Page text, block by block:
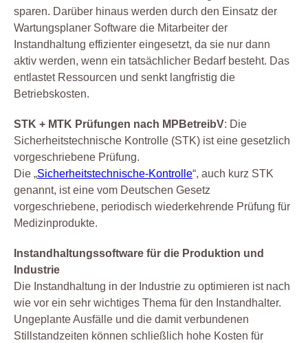
sparen. Darüber hinaus werden durch den Einsatz der
Wartungsplaner Software die Mitarbeiter der
Instandhaltung effizienter eingesetzt, da sie nur dann
aktiv werden, wenn ein tatsächlicher Bedarf besteht. Das
entlastet Ressourcen und senkt langfristig die
Betriebskosten.
STK + MTK Prüfungen nach MPBetreibV: Die
Sicherheitstechnische Kontrolle (STK) ist eine gesetzlich
vorgeschriebene Prüfung.
Die „Sicherheitstechnische-Kontrolle“, auch kurz STK
genannt, ist eine vom Deutschen Gesetz
vorgeschriebene, periodisch wiederkehrende Prüfung für
Medizinprodukte.
Instandhaltungssoftware für die Produktion und
Industrie
Die Instandhaltung in der Industrie zu optimieren ist nach
wie vor ein sehr wichtiges Thema für den Instandhalter.
Ungeplante Ausfälle und die damit verbundenen
Stillstandzeiten können schließlich hohe Kosten für